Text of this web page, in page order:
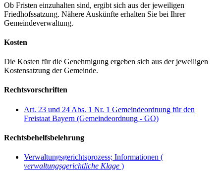
Ob Fristen einzuhalten sind, ergibt sich aus der jeweiligen
Friedhofssatzung. Nähere Auskünfte erhalten Sie bei Ihrer
Gemeindeverwaltung.
Kosten
Die Kosten für die Genehmigung ergeben sich aus der jeweiligen
Kostensatzung der Gemeinde.
Rechtsvorschriften
Art. 23 und 24 Abs. 1 Nr. 1 Gemeindeordnung für den
Freistaat Bayern (Gemeindeordnung - GO)
Rechtsbehelfsbelehrung
Verwaltungsgerichtsprozess; Informationen (
verwaltungsgerichtliche Klage )